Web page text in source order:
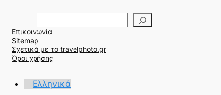
ν
α
ζ
ή
σ
Επικοινωνία
Sitemap
Σχετικά με το travelphoto.gr
Όροι χρήσης
Ελληνικά